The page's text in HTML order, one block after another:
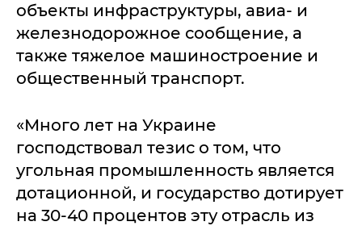
объекты инфраструктуры, авиа- и
железнодорожное сообщение, а
также тяжелое машиностроение и
общественный транспорт.
«Много лет на Украине
господствовал тезис о том, что
угольная промышленность является
дотационной, и государство дотирует
на 30-40 процентов эту отрасль из